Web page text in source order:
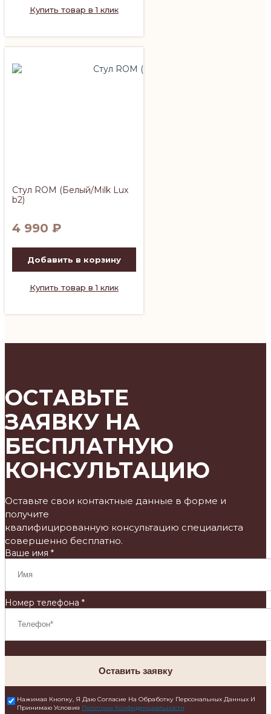
Купить товар в 1 клик
Стул ROM (Белый/Milk Lux
b2)
4 990 ₽
Добавить в корзину
Купить товар в 1 клик
ОСТАВЬТЕ
ЗАЯВКУ НА
БЕСПЛАТНУЮ
КОНСУЛЬТАЦИЮ
Оставьте свои контактные данные в форме и
получите
квалифицированную консультацию специалиста
совершенно бесплатно.
Ваше имя *
Номер телефона *
Оставить заявку
Нажимая Кнопку, Я Даю Согласие На Обработку Персональных Данных И
Принимаю Условия Политики Конфиденциальности